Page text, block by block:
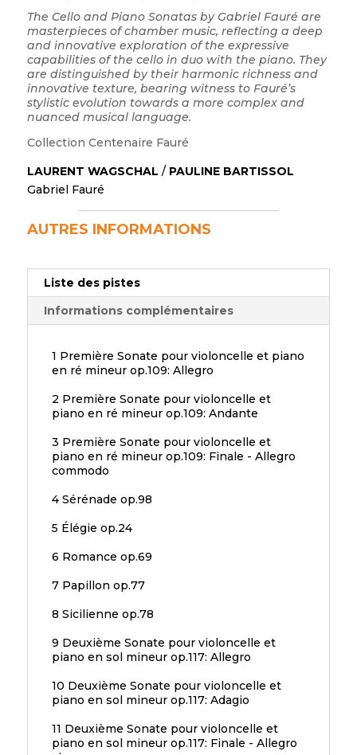
The Cello and Piano Sonatas by Gabriel Fauré are
masterpieces of chamber music, reflecting a deep
and innovative exploration of the expressive
capabilities of the cello in duo with the piano. They
are distinguished by their harmonic richness and
innovative texture, bearing witness to Fauré’s
stylistic evolution towards a more complex and
nuanced musical language.
Collection Centenaire Fauré
LAURENT WAGSCHAL / PAULINE BARTISSOL
Gabriel Fauré
AUTRES INFORMATIONS
Liste des pistes
Informations complémentaires
1 Première Sonate pour violoncelle et piano
en ré mineur op.109: Allegro
2 Première Sonate pour violoncelle et
piano en ré mineur op.109: Andante
3 Première Sonate pour violoncelle et
piano en ré mineur op.109: Finale - Allegro
commodo
4 Sérénade op.98
5 Élégie op.24
6 Romance op.69
7 Papillon op.77
8 Sicilienne op.78
9 Deuxième Sonate pour violoncelle et
piano en sol mineur op.117: Allegro
10 Deuxième Sonate pour violoncelle et
piano en sol mineur op.117: Adagio
11 Deuxième Sonate pour violoncelle et
piano en sol mineur op.117: Finale - Allegro